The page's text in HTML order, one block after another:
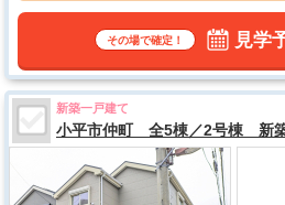
その場で確定！ 見学
新築一戸建て
小平市仲町 全5棟／2号棟 新